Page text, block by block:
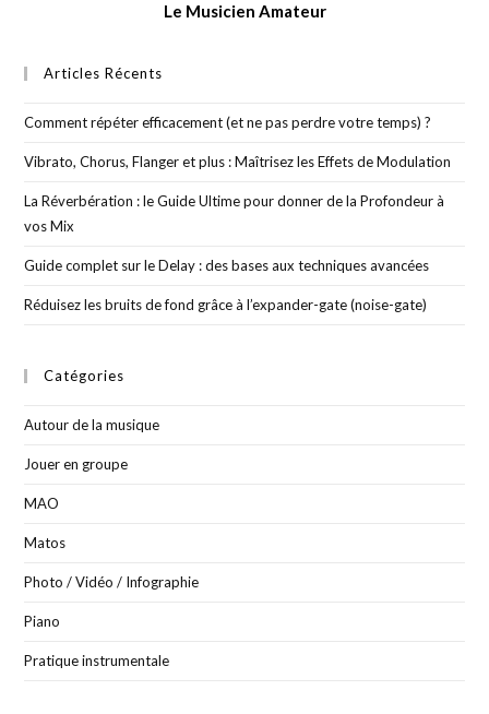
Le Musicien Amateur
Articles Récents
Comment répéter efficacement (et ne pas perdre votre temps) ?
Vibrato, Chorus, Flanger et plus : Maîtrisez les Effets de Modulation
La Réverbération : le Guide Ultime pour donner de la Profondeur à
vos Mix
Guide complet sur le Delay : des bases aux techniques avancées
Réduisez les bruits de fond grâce à l’expander-gate (noise-gate)
Catégories
Autour de la musique
Jouer en groupe
MAO
Matos
Photo / Vidéo / Infographie
Piano
Pratique instrumentale